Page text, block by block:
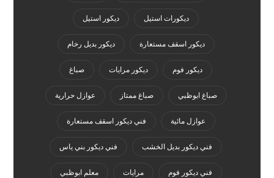
ديكورات استيل ديكور استيل
ديكور اسقف مستعارة ديكور بديل رخام
ديكور فوم ديكور مرايات صباغ
صباغ ابوظبي صباغ ممتاز عوازل حرارية
عوازل مائية فني ديكور اسقف مستعارة
فني ديكور بديل الخشب فني ديكور بني ياس
فني ديكور فوم مرايات معلم ابوظبي